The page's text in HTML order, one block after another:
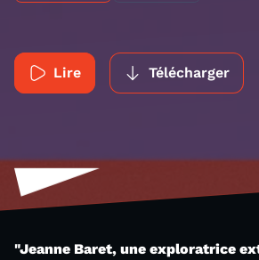
Lire Télécharger
"Jeanne Baret, une exploratrice